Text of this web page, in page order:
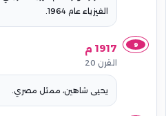
الفيزياء عام 1964.
9 1917 م
القرن 20
يحيى شاهين، ممثل مصري.